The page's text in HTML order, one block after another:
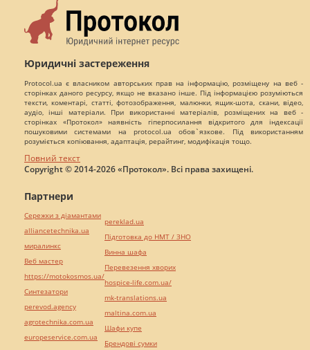
Юридичні застереження
Protocol.ua є власником авторських прав на інформацію, розміщену на веб -
сторінках даного ресурсу, якщо не вказано інше. Під інформацією розуміються
тексти, коментарі, статті, фотозображення, малюнки, ящик-шота, скани, відео,
аудіо, інші матеріали. При використанні матеріалів, розміщених на веб -
сторінках «Протокол» наявність гіперпосилання відкритого для індексації
пошуковими системами на protocol.ua обов`язкове. Під використанням
розуміється копіювання, адаптація, рерайтинг, модифікація тощо.
Повний текст
Copyright © 2014-2026 «Протокол». Всі права захищені.
Партнери
Сережки з діамантами
alliancetechnika.ua
миралинкс
Веб мастер
https://motokosmos.ua/
Синтезатори
perevod.agency
agrotechnika.com.ua
europeservice.com.ua
pereklad.ua
Підготовка до НМТ / ЗНО
Винна шафа
Перевезення хворих
hospice-life.com.ua/
mk-translations.ua
maltina.com.ua
Шафи купе
Брендові сумки